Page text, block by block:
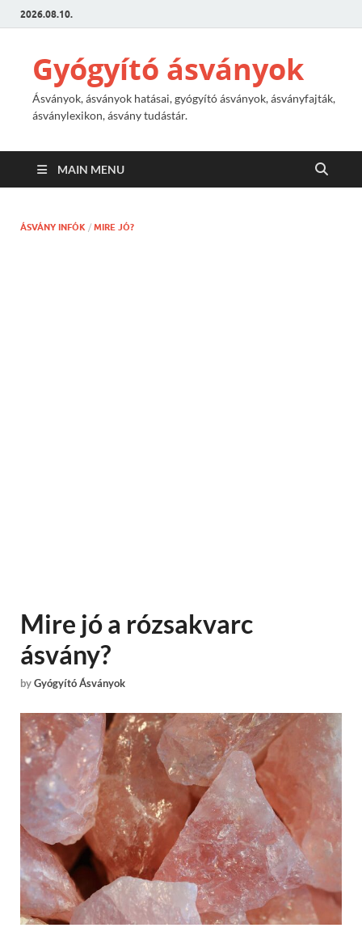
2026.08.10.
Gyógyító ásványok
Ásványok, ásványok hatásai, gyógyító ásványok, ásványfajták,
ásványlexikon, ásvány tudástár.
MAIN MENU
ÁSVÁNY INFÓK / MIRE JÓ?
Mire jó a rózsakvarc
ásvány?
byGyógyító Ásványok